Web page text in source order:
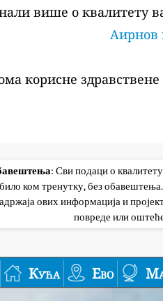
више о квалитету
Аирнов
корисне
: Сви подаци о
ком тренутку, без
ових информација и
повреде или
Кућа Ево